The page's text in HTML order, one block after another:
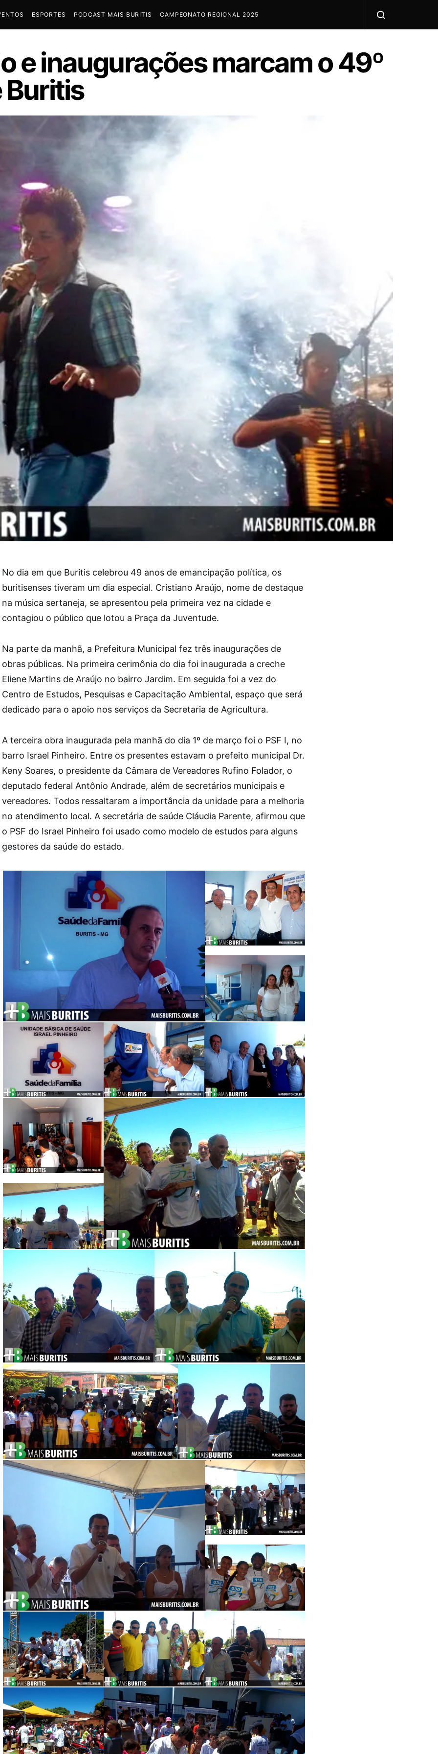
ESPORTES PODCAST MAIS BURITIS CAMPEONATO REGIONAL 2025
e inaugurações marcam o 49º
Buritis
No dia em que Buritis celebrou 49 anos de emancipação política, os
buritisenses tiveram um dia especial. Cristiano Araújo, nome de destaque
na música sertaneja, se apresentou pela primeira vez na cidade e
contagiou o público que lotou a Praça da Juventude.
Na parte da manhã, a Prefeitura Municipal fez três inaugurações de
obras públicas. Na primeira cerimônia do dia foi inaugurada a creche
Eliene Martins de Araújo no bairro Jardim. Em seguida foi a vez do
Centro de Estudos, Pesquisas e Capacitação Ambiental, espaço que será
dedicado para o apoio nos serviços da Secretaria de Agricultura.
A terceira obra inaugurada pela manhã do dia 1º de março foi o PSF I, no
barro Israel Pinheiro. Entre os presentes estavam o prefeito municipal Dr.
Keny Soares, o presidente da Câmara de Vereadores Rufino Folador, o
deputado federal Antônio Andrade, além de secretários municipais e
vereadores. Todos ressaltaram a importância da unidade para a melhoria
no atendimento local. A secretária de saúde Cláudia Parente, afirmou que
o PSF do Israel Pinheiro foi usado como modelo de estudos para alguns
gestores da saúde do estado.